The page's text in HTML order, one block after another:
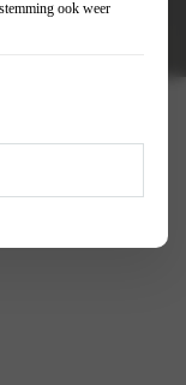
ook weer
past